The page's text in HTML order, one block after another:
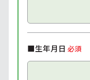
■生年月日必須